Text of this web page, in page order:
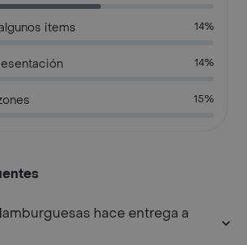
items 14%
14%
15%
hace entrega a